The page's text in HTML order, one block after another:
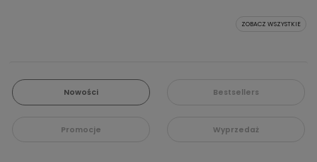
ZOBACZ WSZYSTKIE
Nowości Bestsellers
Promocje Wyprzedaż